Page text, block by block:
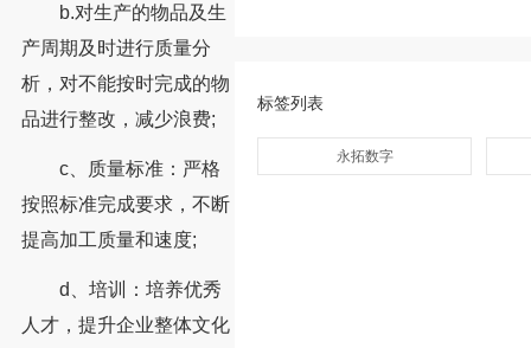
b.对生产的物品及生
产周期及时进行质量分
析，对不能按时完成的物
品进行整改，减少浪费;
c、质量标准：严格
按照标准完成要求，不断
提高加工质量和速度;
d、培训：培养优秀
人才，提升企业整体文化
标签列表
永拓数字